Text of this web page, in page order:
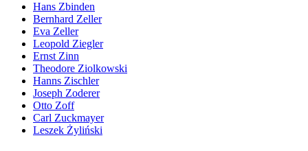
Hans Zbinden
Bernhard Zeller
Eva Zeller
Leopold Ziegler
Ernst Zinn
Theodore Ziolkowski
Hanns Zischler
Joseph Zoderer
Otto Zoff
Carl Zuckmayer
Leszek Żyliński